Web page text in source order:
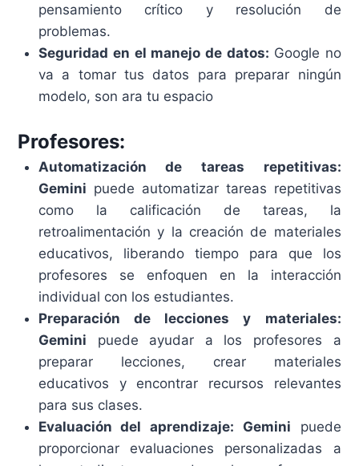
pensamiento crítico y resolución de
problemas.
Seguridad en el manejo de datos: Google no
va a tomar tus datos para preparar ningún
modelo, son ara tu espacio
Profesores:
Automatización de tareas repetitivas:
Gemini puede automatizar tareas repetitivas
como la calificación de tareas, la
retroalimentación y la creación de materiales
educativos, liberando tiempo para que los
profesores se enfoquen en la interacción
individual con los estudiantes.
Preparación de lecciones y materiales:
Gemini puede ayudar a los profesores a
preparar lecciones, crear materiales
educativos y encontrar recursos relevantes
para sus clases.
Evaluación del aprendizaje:
Gemini puede
proporcionar evaluaciones personalizadas a